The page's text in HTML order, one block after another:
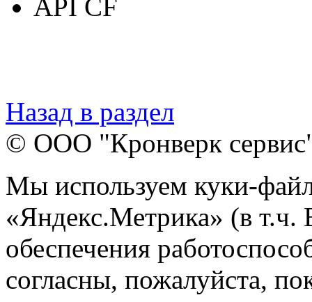
API CF
Назад в раздел
© ООО "Кронверк
Мы используем куки-
«Яндекс.Метрика» (в т.ч.
обеспечения
согласны, пожалуйста,